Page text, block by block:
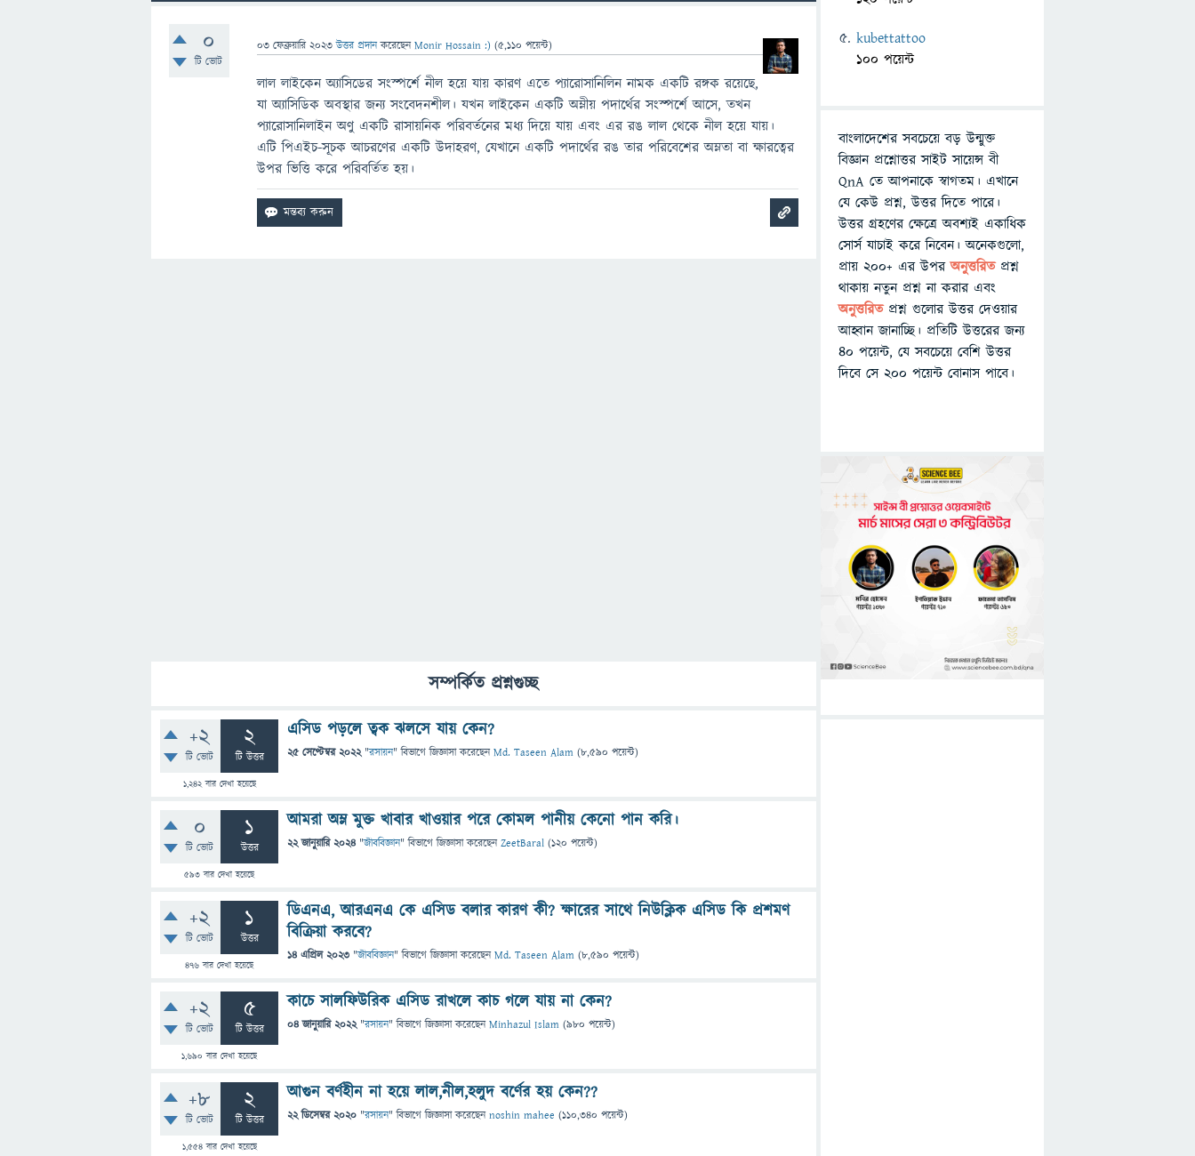
0
টি ভোট
03 ফেব্রুয়ারি 2023 উত্তর প্রদান করেছেনMonir Hossain :) (5,110 পয়েন্ট)
লাল লাইকেন অ্যাসিডের সংস্পর্শে নীল হয়ে যায় কারণ এতে প্যারোসানিলিন নামক একটি রঙ্গক রয়েছে,
যা অ্যাসিডিক অবস্থার জন্য সংবেদনশীল। যখন লাইকেন একটি অম্লীয় পদার্থের সংস্পর্শে আসে, তখন
প্যারোসানিলাইন অণু একটি রাসায়নিক পরিবর্তনের মধ্য দিয়ে যায় এবং এর রঙ লাল থেকে নীল হয়ে যায়।
এটি পিএইচ-সূচক আচরণের একটি উদাহরণ, যেখানে একটি পদার্থের রঙ তার পরিবেশের অম্লতা বা ক্ষারত্বের
উপর ভিত্তি করে পরিবর্তিত হয়।
সম্পর্কিত প্রশ্নগুচ্ছ
+2
টি ভোট
2
টি উত্তর
1,242বার দেখা হয়েছে
এসিড পড়লে ত্বক ঝলসে যায় কেন?
25 সেপ্টেম্বর 2022 "রসায়ন" বিভাগে জিজ্ঞাসাকরেছেনMd. Taseen Alam (8,590 পয়েন্ট)
0
টি ভোট
1
উত্তর
593 বার দেখা হয়েছে
আমরা অম্ল মুক্ত খাবার খাওয়ার পরে কোমল পানীয় কেনো পান করি।
22 জানুয়ারি 2024 "জীববিজ্ঞান" বিভাগে জিজ্ঞাসাকরেছেনZeetBaral (120 পয়েন্ট)
+2
টি ভোট
1
উত্তর
476 বার দেখা হয়েছে
ডিএনএ, আরএনএ কে এসিড বলার কারণ কী? ক্ষারের সাথে নিউক্লিক এসিড কি প্রশমণ
বিক্রিয়া করবে?
14 এপ্রিল 2023 "জীববিজ্ঞান" বিভাগে জিজ্ঞাসাকরেছেনMd. Taseen Alam (8,590 পয়েন্ট)
+2
টি ভোট
5
টি উত্তর
1,690 বার দেখা হয়েছে
কাচে সালফিউরিক এসিড রাখলে কাচ গলে যায় না কেন?
04 জানুয়ারি 2022 "রসায়ন" বিভাগে জিজ্ঞাসাকরেছেনMinhazul Islam (980 পয়েন্ট)
+8
টি ভোট
2
টি উত্তর
1,554বার দেখা হয়েছে
আগুন বর্ণহীন না হয়ে লাল,নীল,হলুদ বর্ণের হয় কেন??
22 ডিসেম্বর 2020 "রসায়ন" বিভাগে জিজ্ঞাসাকরেছেনnoshin mahee (110,340 পয়েন্ট)
kubettattoo
100 পয়েন্ট
বাংলাদেশের সবচেয়ে বড় উন্মুক্ত
বিজ্ঞান প্রশ্নোত্তর সাইট সায়েন্স বী
QnA তে আপনাকে স্বাগতম। এখানে
যে কেউ প্রশ্ন, উত্তর দিতে পারে।
উত্তর গ্রহণের ক্ষেত্রে অবশ্যই একাধিক
সোর্স যাচাই করে নিবেন। অনেকগুলো,
প্রায় ২০০+ এর উপরঅনুত্তরিতপ্রশ্ন
থাকায় নতুন প্রশ্ন না করার এবং
অনুত্তরিত প্রশ্ন গুলোর উত্তর দেওয়ার
আহ্বান জানাচ্ছি। প্রতিটি উত্তরের জন্য
৪০ পয়েন্ট, যে সবচেয়ে বেশি উত্তর
দিবে সে ২০০ পয়েন্ট বোনাস পাবে।